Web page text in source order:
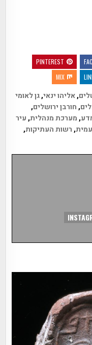
PINTEREST
MIX
,אליהו ינאי,גן לאומי
,חורבן ירושלים,
,מערכת מנהלית,עיר
,רשות העתיקות,